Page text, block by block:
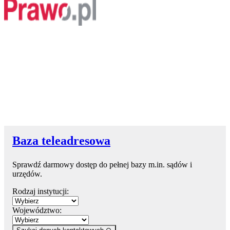
Baza teleadresowa
Sprawdź darmowy dostęp do pełnej bazy m.in. sądów i
urzędów.
Rodzaj instytucji:
Województwo: